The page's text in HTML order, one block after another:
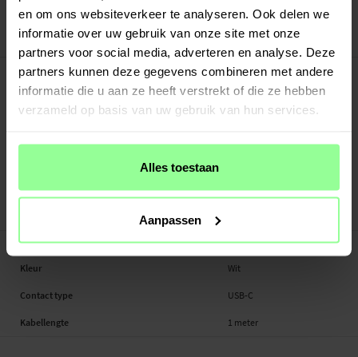
en om ons websiteverkeer te analyseren. Ook delen we
informatie over uw gebruik van onze site met onze
partners voor social media, adverteren en analyse. Deze
partners kunnen deze gegevens combineren met andere
informatie die u aan ze heeft verstrekt of die ze hebben
verzameld op basis van uw gebruik van hun services.
Alles toestaan
Aanpassen
30 dagen retourrecht
Art number:26378 Smartline
PRODUCTBESCHRIJVING
Geschikt voor: Universal USB-C
Productsoort: USB-C naar USB-C kabel
Sluiting: USB-C
SPECIFICATIES -
Kleur Wit
Contact type USB-C
Kabellengte 1 meter